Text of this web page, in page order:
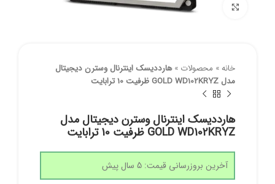
برای بزرگنمایی کلیک کنید
خانه» محصولات »هارددیسک اینترنال وسترن دیجیتال
مدل GOLD WD102KRYZ ظرفیت 10 ترابایت
هارددیسک اینترنال وسترن دیجیتال مدل
GOLD WD102KRYZ ظرفیت 10 ترابایت
آخرین بروزرسانی قیمت: 5 سال پیش